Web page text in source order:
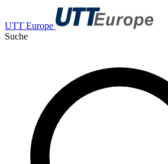
UTT Europe
Suche